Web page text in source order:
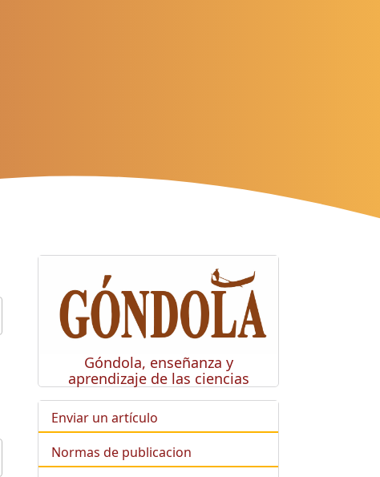
Góndola, enseñanza y
aprendizaje de las ciencias
Enviar un artículo
Normas de publicacion